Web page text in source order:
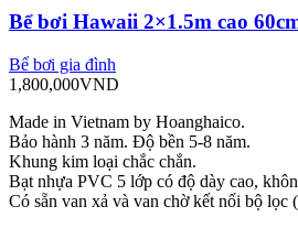
Bể bơi Hawaii 2×1.5m cao
Bể bơi gia đình
1,800,000VND
Made in Vietnam by Hoanghaico.
Bảo hành 3 năm. Độ bền 5-8 năm.
Khung kim loại chắc chắn.
Bạt nhựa PVC 5 lớp có độ dày cao,
Có sẵn van xả và van chờ kết nối bộ lọc